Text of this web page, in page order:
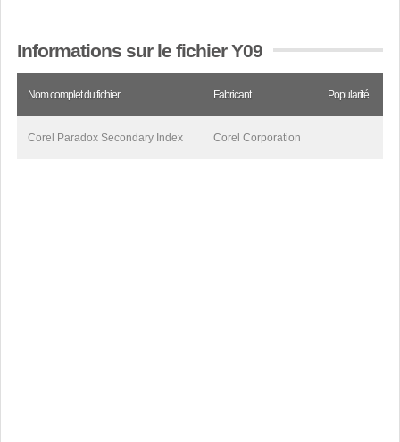
Informations sur le fichier Y09
Nom complet du fichier Fabricant Popularité
Corel Paradox Secondary Index Corel Corporation